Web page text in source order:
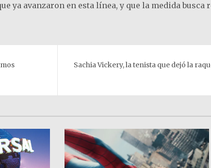
ya avanzaron en esta línea, y que la medida
Sachia Vickery, la tenista que dejó la